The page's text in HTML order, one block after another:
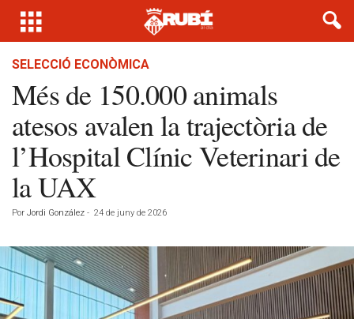
SELECCIÓ ECONÒMICA
Més de 150.000 animals
atesos avalen la trajectòria de
l’Hospital Clínic Veterinari de
la UAX
Por Jordi González - 24 de juny de 2026